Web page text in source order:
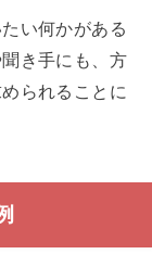
い何かがある
き手にも、方
られることに